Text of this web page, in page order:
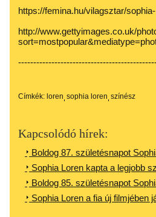
https://femina.hu/vilagsztar/
http://www.gettyimages.co.uk/
Címkék: loren sophia loren színész
Kapcsolódó hírek:
Boldog 87. születésnapot
Sophia Loren kapta a legjobb
Boldog 85. születésnapot
Sophia Loren a fia új filmjében